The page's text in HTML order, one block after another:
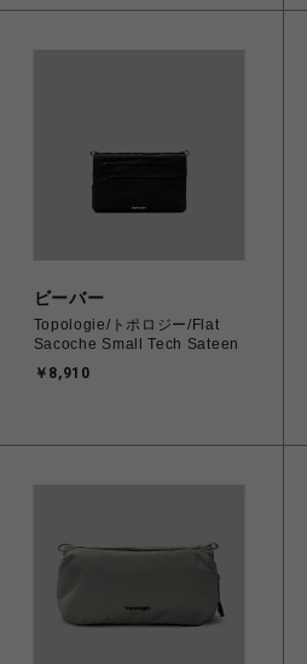
ビーバー
Topologie/トポロジー/Flat
Sacoche Small Tech Sateen
￥8,910